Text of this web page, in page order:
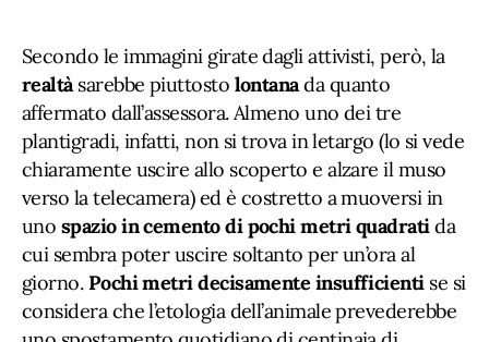
Secondo le immagini girate dagli attivisti, però, la
realtàsarebbe piuttosto lontanada quanto
affermato dall’assessora. Almeno uno dei tre
plantigradi, infatti, non si trova in letargo (lo si vede
chiaramente uscire allo scoperto e alzare il muso
verso la telecamera) ed è costretto a muoversi in
uno spazio in cemento di pochi metri quadratida
cui sembra poter uscire soltanto per un’ora al
giorno.Pochi metri decisamente insufficientise si
considera che l’etologia dell’animale prevederebbe